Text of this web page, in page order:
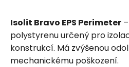
Isolit Bravo EPS Perimeter
polystyrenu určený pro
konstrukcí. Má zvýšenou
mechanickému poškození.